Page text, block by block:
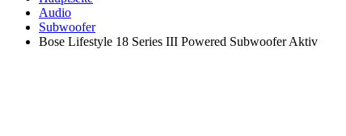
Audio
Subwoofer
Bose Lifestyle 18 Series III Powered Subwoofer Aktiv